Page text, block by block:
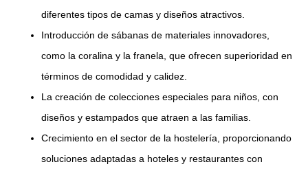
diferentes tipos de camas y diseños atractivos.
Introducción de sábanas de materiales innovadores,
como la coralina y la franela, que ofrecen superioridad en
términos de comodidad y calidez.
La creación de colecciones especiales para niños, con
diseños y estampados que atraen a las familias.
Crecimiento en el sector de la hostelería, proporcionando
soluciones adaptadas a hoteles y restaurantes con